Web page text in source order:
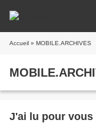
Accueil » MOBILE.ARCHIVES
J'ai lu pour vous